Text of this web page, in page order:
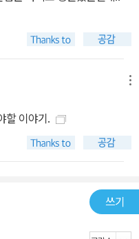
할 이야기.
쓰기